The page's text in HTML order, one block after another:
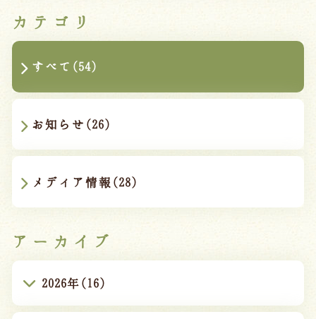
カテゴリ
すべて(54)
お知らせ(26)
メディア情報(28)
アーカイブ
2026年(16)